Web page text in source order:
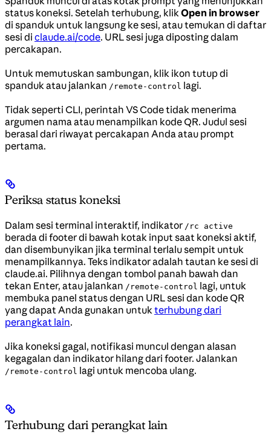
status koneksi. Setelah terhubung, klikOpen in browser
di spanduk untuk langsung ke sesi, atau temukan di daftar
sesi di claude.ai/code. URL sesi juga diposting dalam
percakapan.
Untuk memutuskan sambungan, klik ikon tutup di
spanduk atau jalankan /remote-control lagi.
Tidak seperti CLI, perintah VS Code tidak menerima
argumen nama atau menampilkan kode QR. Judul sesi
berasal dari riwayat percakapan Anda atau prompt
pertama.
Periksa status koneksi
Dalam sesi terminal interaktif, indikator /rc active
berada di footer di bawah kotak input saat koneksi aktif,
dan disembunyikan jika terminal terlalu sempit untuk
menampilkannya. Teks indikator adalah tautan ke sesi di
claude.ai. Pilihnya dengan tombol panah bawah dan
tekan Enter, atau jalankan /remote-control lagi, untuk
membuka panel status dengan URL sesi dan kode QR
yang dapat Anda gunakan untuk terhubung dari
perangkat lain.
Jika koneksi gagal, notifikasi muncul dengan alasan
kegagalan dan indikator hilang dari footer. Jalankan
/remote-control lagi untuk mencoba ulang.
Terhubung dari perangkat lain